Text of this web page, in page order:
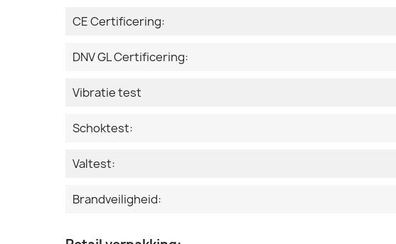
CE Certificering:
DNV GL Certificering:
Vibratie test
Schoktest:
Valtest:
Brandveiligheid: